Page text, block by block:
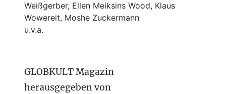
Weißgerber, Ellen Meiksins Wood, Klaus
Wowereit, Moshe Zuckermann
u.v.a.
GLOBKULT Magazin
herausgegeben von